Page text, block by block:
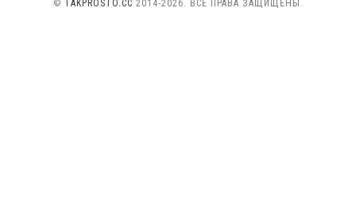
© TAKPROSTO.CC 2014-2026. ВСЕ ПРАВА ЗАЩИЩЕНЫ.